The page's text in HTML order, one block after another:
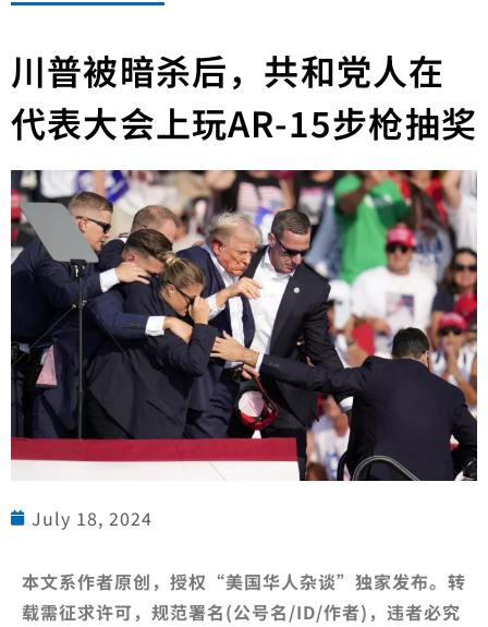
川普被暗杀后，共和党人在
代表大会上玩AR-15步枪抽奖
July 18, 2024
本文系作者原创，授权“美国华人杂谈”独家发布。转
载需征求许可，规范署名(公号名/ID/作者)，违者必究